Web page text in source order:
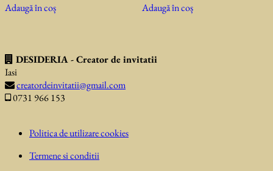
Adaugă în coș Adaugă în coș
DESIDERIA - Creator de invitatii
Iasi
creatordeinvitatii@gmail.com
0731 966 153
Politica de utilizare cookies
Termene si conditii